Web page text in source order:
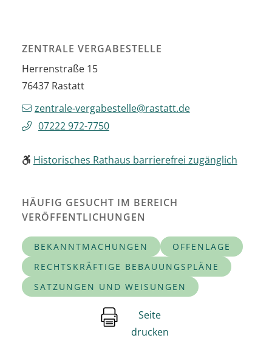
ZENTRALE VERGABESTELLE
Herrenstraße 15
76437 Rastatt
zentrale-vergabestelle@rastatt.de
07222 972-7750
Historisches Rathaus barrierefrei zugänglich
HÄUFIG GESUCHT IM BEREICH
VERÖFFENTLICHUNGEN
BEKANNTMACHUNGEN
OFFENLAGE
RECHTSKRÄFTIGE BEBAUUNGSPLÄNE
SATZUNGEN UND WEISUNGEN
Seite
drucken